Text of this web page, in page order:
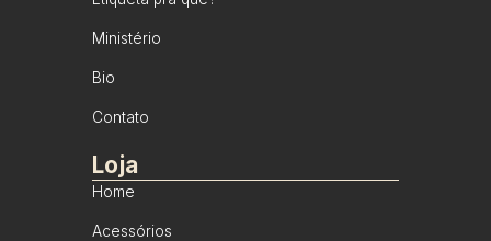
Ministério
Bio
Contato
Loja
Home
Acessórios